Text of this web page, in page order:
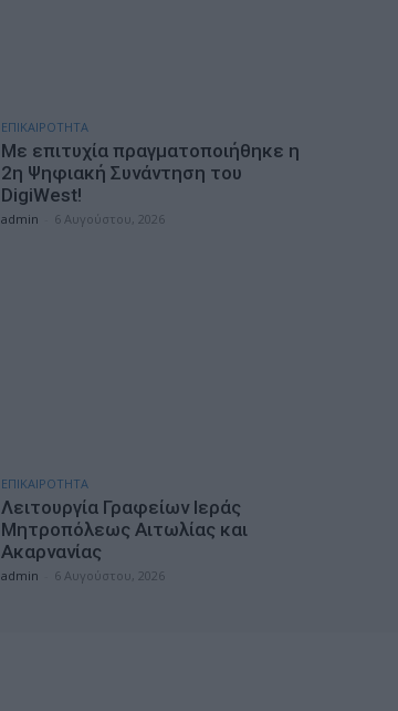
ΕΠΙΚΑΙΡΟΤΗΤΑ
Με επιτυχία πραγματοποιήθηκε η
2η Ψηφιακή Συνάντηση του
DigiWest!
admin 6 Αυγούστου, 2026
ΕΠΙΚΑΙΡΟΤΗΤΑ
Λειτουργία Γραφείων Ιεράς
Μητροπόλεως Αιτωλίας και
Ακαρνανίας
admin 6 Αυγούστου, 2026